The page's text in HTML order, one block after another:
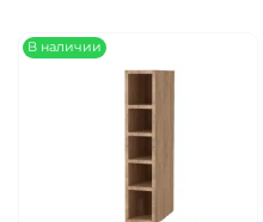
В наличии